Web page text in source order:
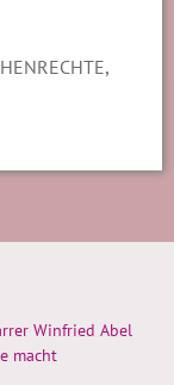
,
Winfried Abel
macht